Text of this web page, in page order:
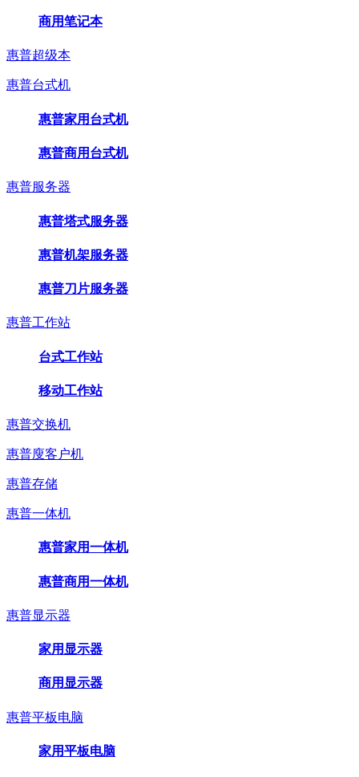
商用笔记本
惠普超级本
惠普台式机
惠普家用台式机
惠普商用台式机
惠普服务器
惠普塔式服务器
惠普机架服务器
惠普刀片服务器
惠普工作站
台式工作站
移动工作站
惠普交换机
惠普廋客户机
惠普存储
惠普一体机
惠普家用一体机
惠普商用一体机
惠普显示器
家用显示器
商用显示器
惠普平板电脑
家用平板电脑